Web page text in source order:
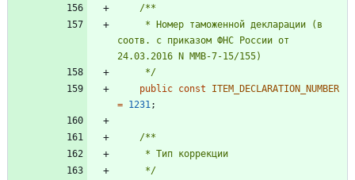
соотв. с приказом ФНС России от
     */
public const
ITEM_DECLARATION_NUMBER
= 1231;
     */